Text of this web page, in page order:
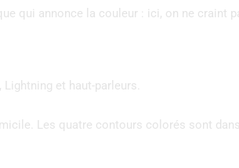
qui annonce la couleur : ici, on ne craint
et haut-parleurs.
Les quatre contours colorés sont